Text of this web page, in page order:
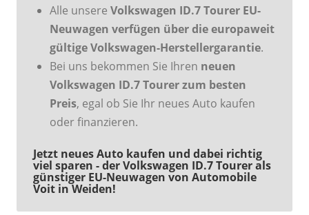
Alle unsere Volkswagen ID.7 Tourer EU-
Neuwagen verfügen über die europaweit
gültige Volkswagen-Herstellergarantie.
Bei uns bekommen Sie Ihren neuen
Volkswagen ID.7 Tourer zum besten
Preis, egal ob Sie Ihr neues Auto kaufen
oder finanzieren.
Jetzt neues Auto kaufen und dabei richtig
viel sparen - der Volkswagen ID.7 Tourer als
günstiger EU-Neuwagen von Automobile
Voit in Weiden!